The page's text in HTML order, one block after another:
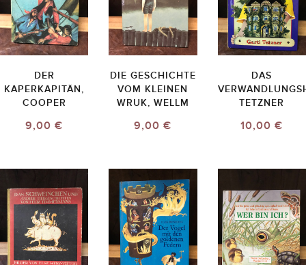
DER
KAPERKAPITÄN,
COOPER
9,00 €
DIE GESCHICHTE
VOM KLEINEN
WRUK, WELLM
9,00 €
DAS
TETZNER
10,00 €